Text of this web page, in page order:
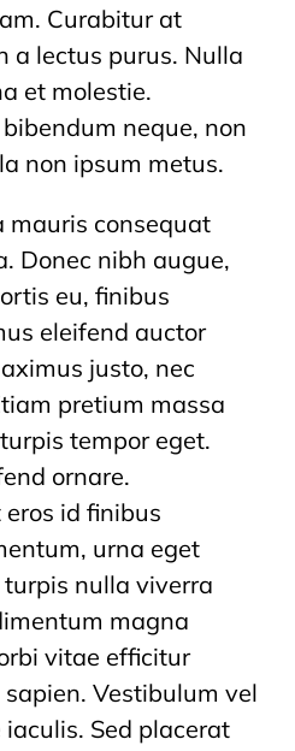
Curabitur at
a lectus purus. Nulla
et molestie.
neque, non
non ipsum metus.
mauris consequat
Donec nibh augue,
eu, finibus
eleifend auctor
justo, nec
pretium massa
tempor eget.
ornare.
id finibus
urna eget
nulla viverra
magna
vitae efficitur
Vestibulum vel
Sed placerat